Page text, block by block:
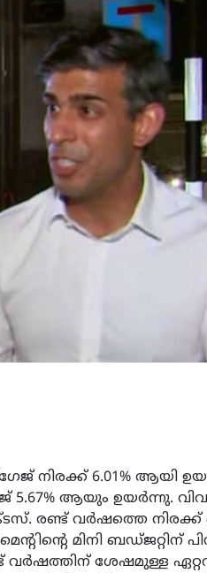
നിരക്ക് 6.01% ആയി
ആയും ഉയർന്നു.
രണ്ട് വർഷത്തെ നിരക്ക്
മിനി ബഡ്ജറ്റിന്
വർഷത്തിന് ശേഷമുള്ള